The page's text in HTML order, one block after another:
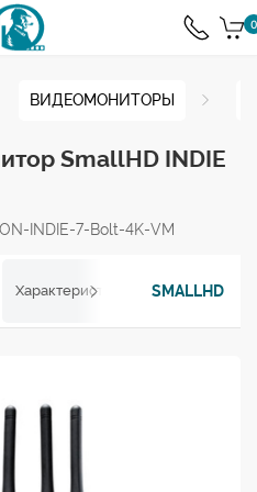
0
ВИДЕОМОНИТОРЫ
SmallHD INDIE
INDIE-7-Bolt-4K-VM
Характеристики Отзывы
SMALLHD